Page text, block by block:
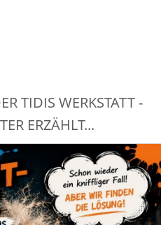
TIDIS WERKSTATT -
ERZÄHLT...